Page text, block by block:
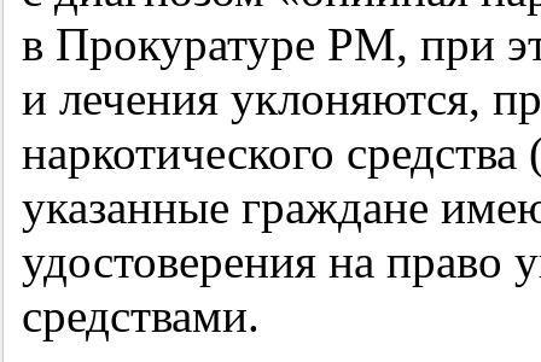
в Прокуратуре РМ, при
и лечения уклоняются,
наркотического
указанные граждане
удостоверения на право
средствами.